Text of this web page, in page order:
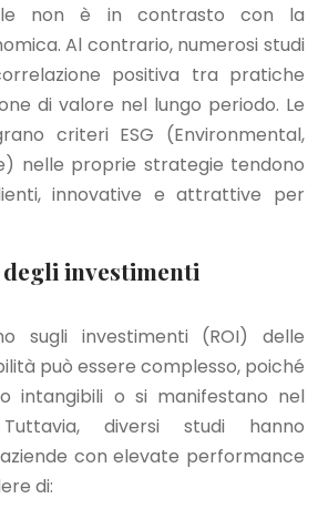
non è in contrasto con la
Al contrario, numerosi studi
positiva tra pratiche
di valore nel lungo periodo. Le
criteri ESG (Environmental,
nelle proprie strategie tendono
innovative e attrattive per
investimenti
sugli investimenti (ROI) delle
può essere complesso, poiché
intangibili o si manifestano nel
diversi studi hanno
con elevate performance
di: